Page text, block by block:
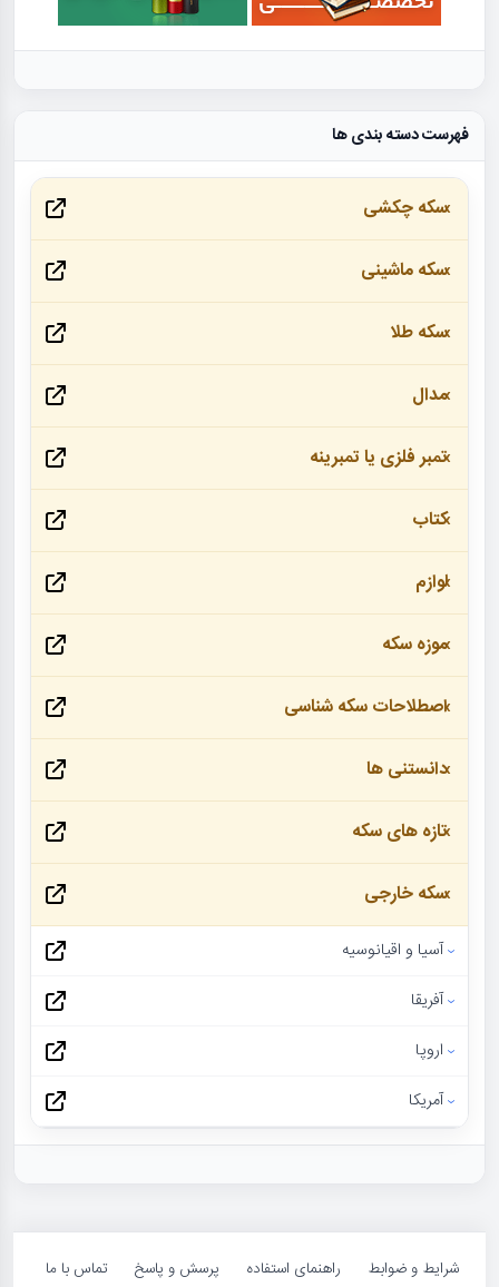
فهرست دسته بندی ها
سکه چکشی
سکه ماشینی
سکه طلا
مدال
تمبر فلزی یا تمبرینه
کتاب
لوازم
موزه سکه
اصطلاحات سکه شناسی
دانستنی ها
تازه های سکه
سکه خارجی
آسیا و اقیانوسیه
آفریقا
اروپا
آمریکا
شرایط و ضوابط راهنمای استفاده پرسش و پاسخ
تماس با ما